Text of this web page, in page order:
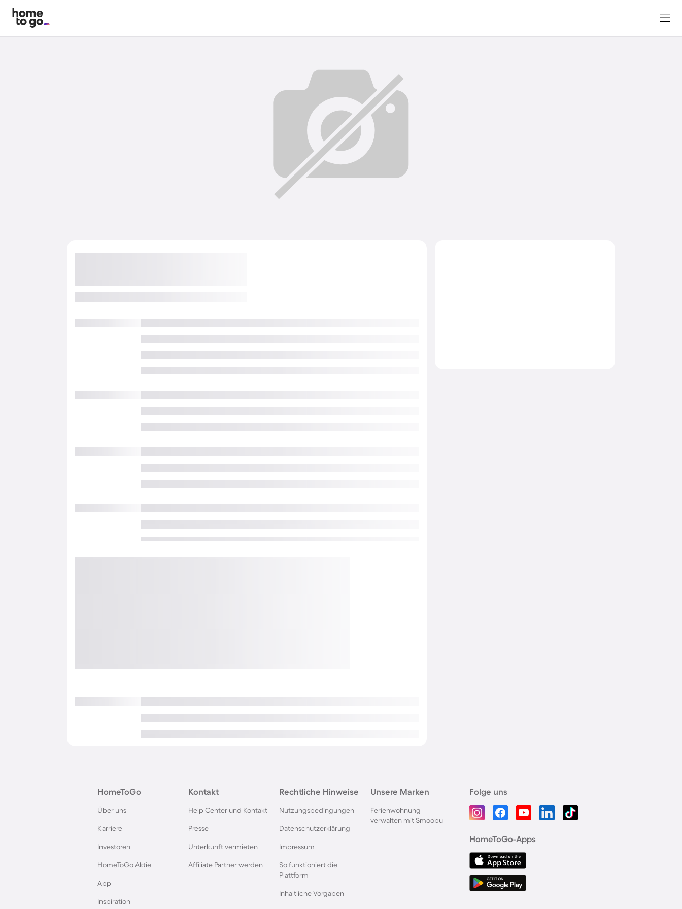
HomeToGo
Über uns
Karriere
Investoren
HomeToGo Aktie
App
Inspiration
Kontakt
Help Center und Kontakt
Presse
Unterkunft vermieten
Affiliate Partner werden
Rechtliche Hinweise
Nutzungsbedingungen
Datenschutzerklärung
Impressum
So funktioniert die
Plattform
Inhaltliche Vorgaben
Unsere Marken
Ferienwohnung
verwalten mit Smoobu
Folge uns
HomeToGo-Apps